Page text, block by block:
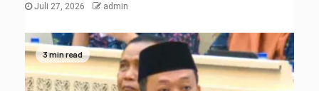
Juli 27, 2026 admin
3 min read